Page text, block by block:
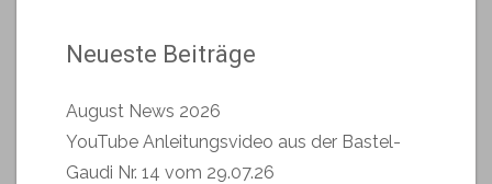
Neueste Beiträge
August News 2026
YouTube Anleitungsvideo aus der Bastel-
Gaudi Nr. 14 vom 29.07.26